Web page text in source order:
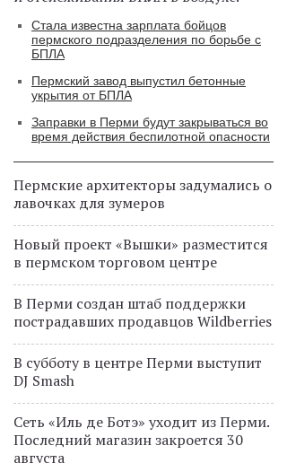
Стала известна зарплата бойцов
пермского подразделения по борьбе с
БПЛА
Пермский завод выпустил бетонные
укрытия от БПЛА
Заправки в Перми будут закрываться во
время действия беспилотной опасности
Пермские архитекторы задумались о
лавочках для зумеров
Новый проект «Вышки» разместится
в пермском торговом центре
В Перми создан штаб поддержки
пострадавших продавцов Wildberries
В субботу в центре Перми выступит
DJ Smash
Сеть «Иль де Ботэ» уходит из Перми.
Последний магазин закроется 30
августа